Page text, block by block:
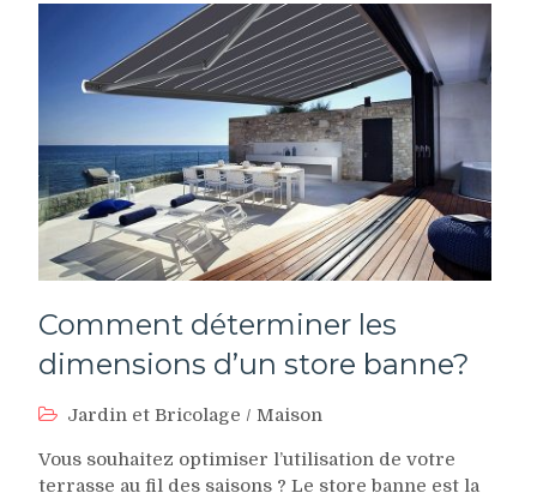
Comment déterminer les
dimensions d’un store banne?
Jardin et Bricolage / Maison
Vous souhaitez optimiser l’utilisation de votre
terrasse au fil des saisons ? Le store banne est la